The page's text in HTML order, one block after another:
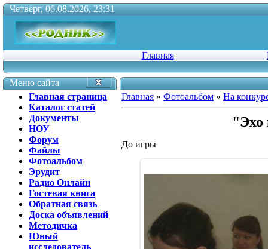
Четверг, 06.08.2026, 23:31
Главная
Меню сайта
Главная страница
Каталог статей
Документы
НОУ
Форум
Файлы
Фотоальбом
Эрудит
Радио Онлайн
Гостевая книга
Обратная связь
Доска объявлений
Методичка
Юный
исследователь
Главная » Фотоальбом » На
"Эхо
До игры